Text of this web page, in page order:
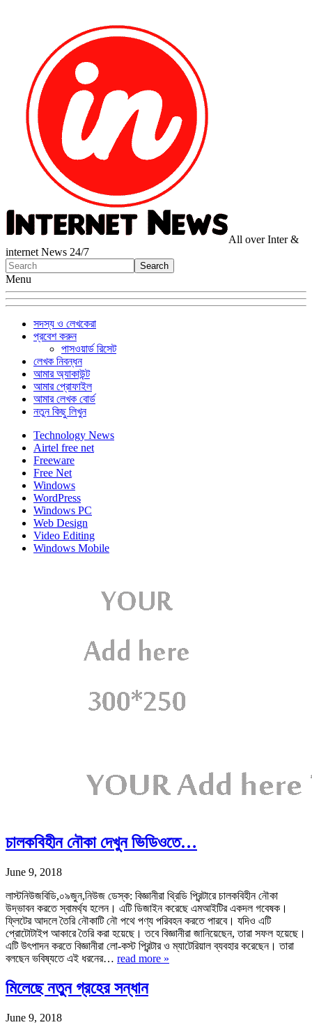
All over Inter &
internet News 24/7
Menu
সদস্য ও লেখকেরা
প্রবেশ করুন
পাসওয়ার্ড রিসেট
লেখক নিবন্ধন
আমার অ্যাকাউন্ট
আমার প্রোফাইল
আমার লেখক বোর্ড
নতুন কিছু লিখুন
Technology News
Airtel free net
Freeware
Free Net
Windows
WordPress
Windows PC
Web Design
Video Editing
Windows Mobile
চালকবিহীন নৌকা দেখুন ভিডিওতে…
June 9, 2018
লাস্টনিউজবিডি,০৯জুন,নিউজ ডেস্ক: বিজ্ঞানীরা থ্রিডি প্রিন্টারে চালকবিহীন নৌকা
উদ্ভাবন করতে স্বামর্থ্য হলেন। এটি ডিজাইন করেছে এমআইটির একদল গবেষক।
ফ্লিটের আদলে তৈরি নৌকাটি নৌ পথে পণ্য পরিবহন করতে পারবে। যদিও এটি
প্রোটোটাইপ আকারে তৈরি করা হয়েছে। তবে বিজ্ঞানীরা জানিয়েছেন, তারা সফল হয়েছে।
এটি উৎপাদন করতে বিজ্ঞানীরা লো-কস্ট প্রিন্টার ও ম্যাটেরিয়াল ব্যবহার করেছেন। তারা
বলছেন ভবিষ্যতে এই ধরনের… read more »
মিলেছে নতুন গ্রহের সন্ধান
June 9, 2018